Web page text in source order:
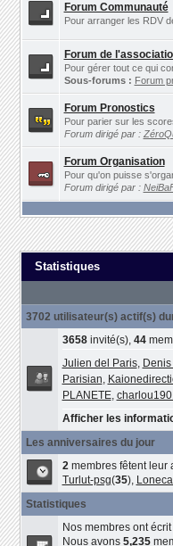
Forum Communauté
Pour arranger les RDV
Forum de
Pour gérer tout ce qui
Sous-forums : Forum
Forum Pronostics
Pour parier sur les
Forum dirigé par :
Forum Organisation
Pour qu'on puisse
Forum dirigé par :
Statistiques
3702 utilisateur(s) actif(s)
3658invité(s), 44
Julien del Paris,
Parisian,
PLANETE,
Afficher les
Les anniversaires du jour
2membres fêtent leur
Turlut-psg(35),
Statistiques
Nos membres ont
Nous avons 5,235